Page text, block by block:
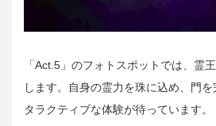
「Act.5」のフォトスポットでは、霊
します。自身の霊力を珠に込め、門
タラクティブな体験が待っています。